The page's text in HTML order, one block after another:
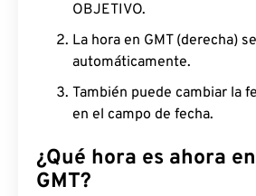
OBJETIVO.
La hora en GMT (derecha)
automáticamente.
También puede cambiar la
en el campo de fecha.
¿Qué hora es ahora
GMT?